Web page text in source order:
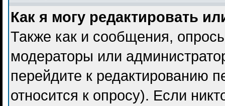
Как я могу редактировать
Также как и сообщения,
модераторы или
перейдите к редактированию
относится к опросу). Если